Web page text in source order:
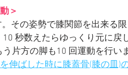
＞
その姿勢で膝関節を出来る
秒数えたらゆっくり元に戻
片方の脚も10 回運動を行い
伸ばした時に膝蓋骨(膝の皿)